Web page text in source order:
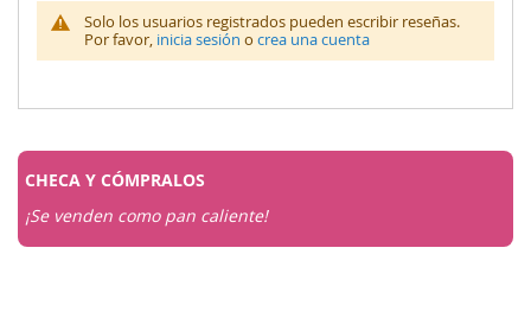
Solo los usuarios registrados pueden escribir reseñas.
Por favor, inicia sesión o crea una cuenta
CHECA Y CÓMPRALOS
¡Se venden como pan caliente!